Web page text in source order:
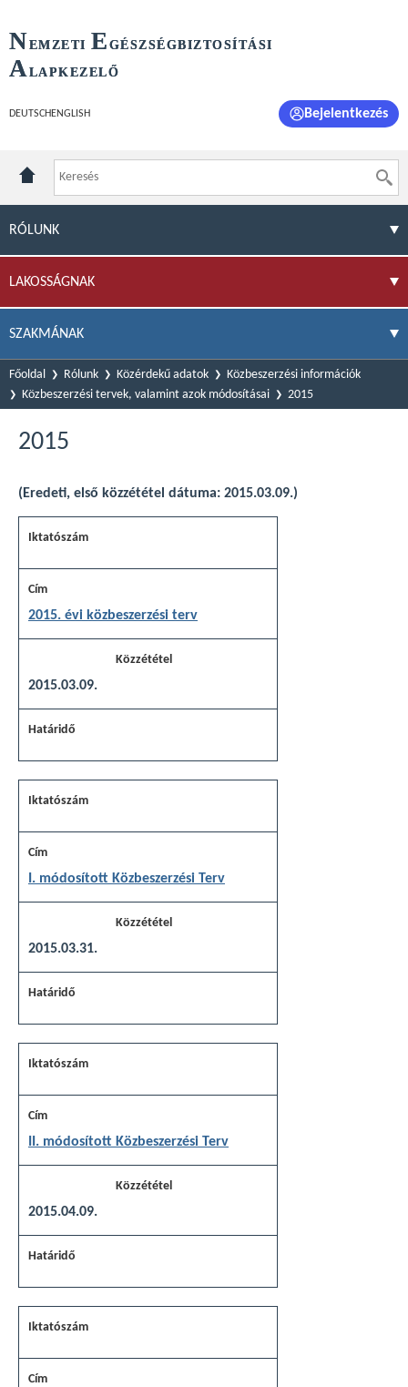
NEMZETI E GÉSZSÉGBIZTOSÍTÁSI
ALAPKEZELŐ
DEUTSCH ENGLISH Bejelentkezés
RÓLUNK
LAKOSSÁGNAK
SZAKMÁNAK
Főoldal Rólunk Közérdekű adatok
Közbeszerzési információk
Közbeszerzési tervek, valamint azok módosításai
2015
2015
(Eredeti, első közzététel dátuma: 2015.03.09.)
2015. évi közbeszerzési terv
2015.03.09.
I. módosított Közbeszerzési Terv
2015.03.31.
II. módosított Közbeszerzési Terv
2015.04.09.